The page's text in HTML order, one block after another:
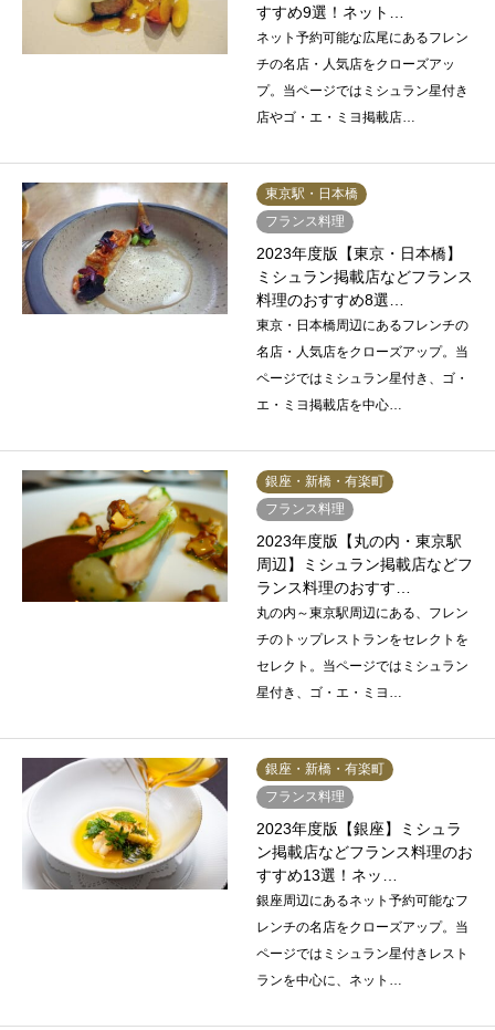
すすめ9選！ネット…
ネット予約可能な広尾にあるフレン
チの名店・人気店をクローズアッ
プ。当ページではミシュラン星付き
店やゴ・エ・ミヨ掲載店…
東京駅・日本橋
フランス料理
2023年度版【東京・日本橋】
ミシュラン掲載店などフランス
料理のおすすめ8選…
東京・日本橋周辺にあるフレンチの
名店・人気店をクローズアップ。当
ページではミシュラン星付き、ゴ・
エ・ミヨ掲載店を中心…
銀座・新橋・有楽町
フランス料理
2023年度版【丸の内・東京駅
周辺】ミシュラン掲載店などフ
ランス料理のおすす…
丸の内～東京駅周辺にある、フレン
チのトップレストランをセレクトを
セレクト。当ページではミシュラン
星付き、ゴ・エ・ミヨ…
銀座・新橋・有楽町
フランス料理
2023年度版【銀座】ミシュラ
ン掲載店などフランス料理のお
すすめ13選！ネッ…
銀座周辺にあるネット予約可能なフ
レンチの名店をクローズアップ。当
ページではミシュラン星付きレスト
ランを中心に、ネット…